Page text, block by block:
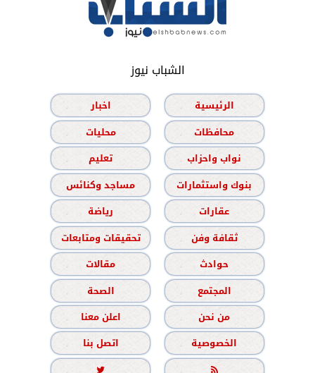
الشباب نيوز
الرئيسية
اخبار
محافظات
محليات
نواب واحزاب
تعليم
بنوك واستثمارات
مساجد وكنائس
عقارات
رياضة
ثقافة وفن
تحقيقات ومتابعات
حوادث
مقالات
المجتمع
الصحة
من نحن
اعلن معنا
الخصوصية
اتصل بنا